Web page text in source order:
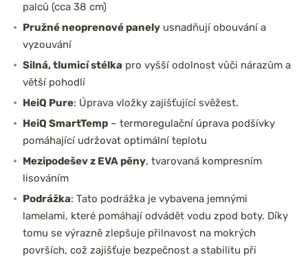
palců (cca 38 cm)
Pružné neoprenové panelyusnadňují obouvání a
vyzouvání
Silná, tlumicí stélka pro vyšší odolnost vůči nárazům a
větší pohodlí
HeiQ Pure: Úprava vložky zajišťující svěžest.
HeiQ SmartTemp– termoregulační úprava podšívky
pomáhající udržovat optimální teplotu
Mezipodešev z EVA pěny, tvarovaná kompresním
lisováním
Podrážka: Tato podrážka je vybavena jemnými
lamelami, které pomáhají odvádět vodu zpod boty. Díky
tomu se výrazně zlepšuje přilnavost na mokrých
površích, což zajišťuje bezpečnost a stabilitu při